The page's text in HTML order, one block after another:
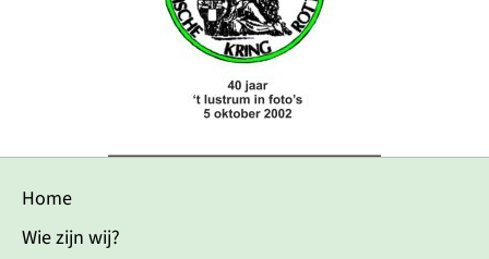
Home
Wie zijn wij?